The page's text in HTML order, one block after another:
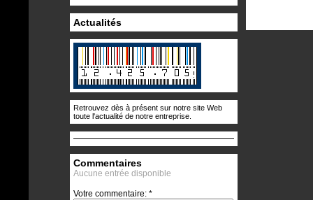
Actualités
Retrouvez dès à présent sur notre site Web
toute l'actualité de notre entreprise.
Commentaires
Aucune entrée disponible
Votre commentaire: *